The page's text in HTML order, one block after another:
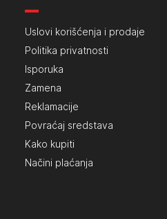
Uslovi korišćenja i prodaje
Politika privatnosti
Isporuka
Zamena
Reklamacije
Povraćaj sredstava
Kako kupiti
Načini plaćanja